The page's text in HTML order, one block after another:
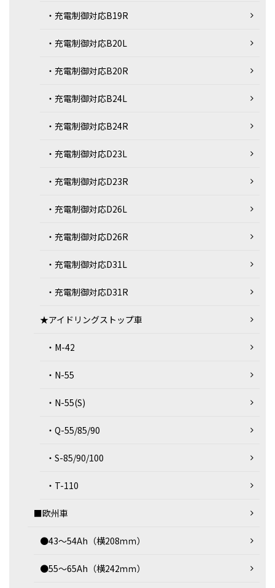
・充電制御対応B19R
・充電制御対応B20L
・充電制御対応B20R
・充電制御対応B24L
・充電制御対応B24R
・充電制御対応D23L
・充電制御対応D23R
・充電制御対応D26L
・充電制御対応D26R
・充電制御対応D31L
・充電制御対応D31R
★アイドリングストップ車
・M-42
・N-55
・N-55(S)
・Q-55/85/90
・S-85/90/100
・T-110
■欧州車
●43～54Ah（横208ｍｍ）
●55～65Ah（横242ｍｍ）